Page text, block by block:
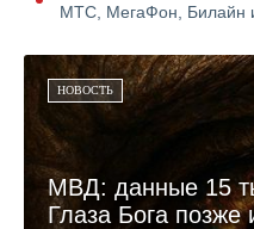
МТС, МегаФон, Билайн
НОВОСТЬ
МВД: данные 15
Глаза Бога позже